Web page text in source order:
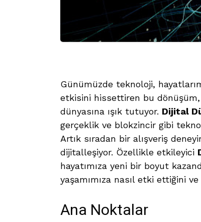
Günümüzde teknoloji,
etkisini hissettiren bu dönüşüm,
dünyasına ışık tutuyor. Dijital
gerçeklik ve blokzincir gibi
Artık sıradan bir alışveriş
dijitalleşiyor. Özellikle etkileyici
hayatımıza yeni bir boyut
yaşamımıza nasıl etki ettiğini
Ana Noktalar